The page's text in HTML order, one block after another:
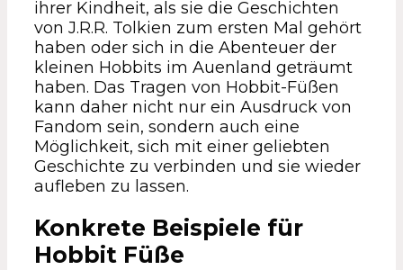
ihrer Kindheit, als sie die Geschichten
von J.R.R. Tolkien zum ersten Mal gehört
haben oder sich in die Abenteuer der
kleinen Hobbits im Auenland geträumt
haben. Das Tragen von Hobbit-Füßen
kann daher nicht nur ein Ausdruck von
Fandom sein, sondern auch eine
Möglichkeit, sich mit einer geliebten
Geschichte zu verbinden und sie wieder
aufleben zu lassen.
Konkrete Beispiele für
Hobbit Füße